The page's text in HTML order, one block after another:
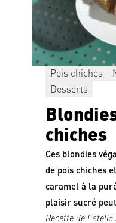
Pois chiches
Desserts
chiches
Ces blondies
de pois chiches
caramel à la
plaisir sucré
Recette de Estella